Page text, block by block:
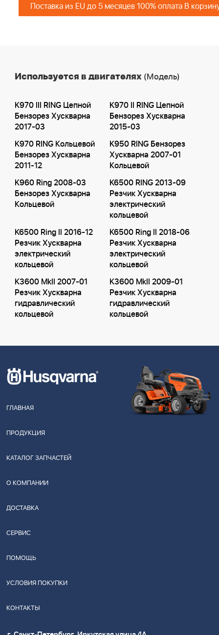
Поставка из EU до 5 месяцев 100% оплата В
Используется в двигателях (Модель)
K970 III RING Цепной
Бензорез Хускварна
2017-03
K970 II RING Цепной
Бензорез Хускварна
2015-03
K970 RING Кольцевой
Бензорез Хускварна
2011-12
K950 RING Бензорез
Хускварна 2007-01
Кольцевой
K960 Ring 2008-03
Бензорез Хускварна
Кольцевой
K6500 RING 2013-09
Резчик Хускварна
электрический
кольцевой
K6500 Ring II 2016-12
Резчик Хускварна
электрический
кольцевой
K6500 Ring II 2018-06
Резчик Хускварна
электрический
кольцевой
K3600 MkII 2007-01
Резчик Хускварна
гидравлический
кольцевой
K3600 MkII 2009-01
Резчик Хускварна
гидравлический
кольцевой
ГЛАВНАЯ
ПРОДУКЦИЯ
КАТАЛОГ ЗАПЧАСТЕЙ
О КОМПАНИИ
ДОСТАВКА
СЕРВИС
ПОМОЩЬ
УСЛОВИЯ ПОКУПКИ
КОНТАКТЫ